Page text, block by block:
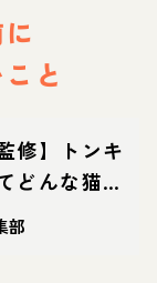
と
修】トンキ
どんな猫？
・寿命の特
部